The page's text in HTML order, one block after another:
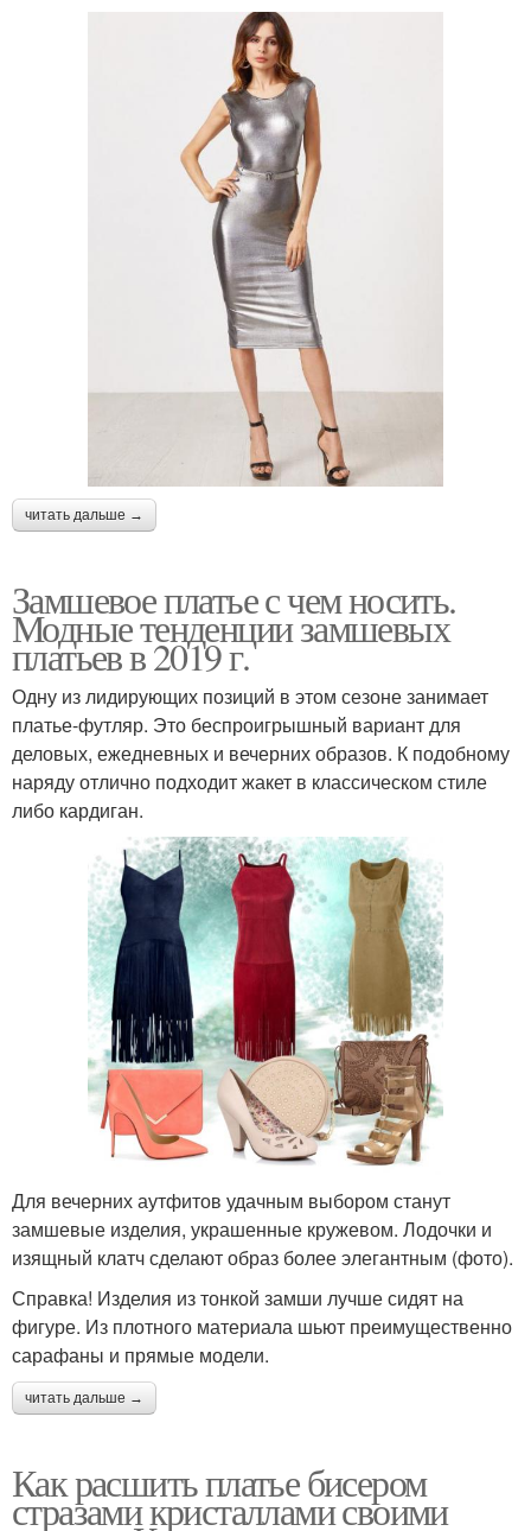
читать дальше →
Замшевое платье с чем носить.
Модные тенденции замшевых
платьев в 2019 г.
Одну из лидирующих позиций в этом сезоне занимает
платье-футляр. Это беспроигрышный вариант для
деловых, ежедневных и вечерних образов. К подобному
наряду отлично подходит жакет в классическом стиле
либо кардиган.
Для вечерних аутфитов удачным выбором станут
замшевые изделия, украшенные кружевом. Лодочки и
изящный клатч сделают образ более элегантным (фото).
Справка! Изделия из тонкой замши лучше сидят на
фигуре. Из плотного материала шьют преимущественно
сарафаны и прямые модели.
читать дальше →
Как расшить платье бисером
стразами кристаллами своими